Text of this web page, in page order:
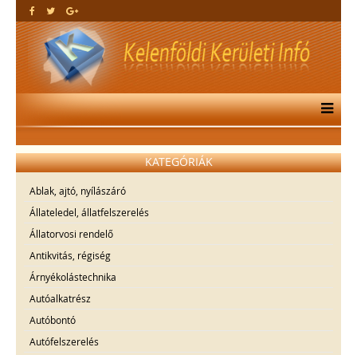
KATEGÓRIÁK
Ablak, ajtó, nyílászáró
Állateledel, állatfelszerelés
Állatorvosi rendelő
Antikvitás, régiség
Árnyékolástechnika
Autóalkatrész
Autóbontó
Autófelszerelés